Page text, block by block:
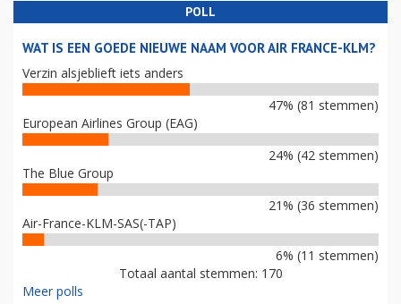
POLL
WAT IS EEN GOEDE NIEUWE NAAM VOOR AIR FRANCE-KLM?
Verzin alsjeblieft iets anders
47% (81 stemmen)
European Airlines Group (EAG)
24% (42 stemmen)
The Blue Group
21% (36 stemmen)
Air-France-KLM-SAS(-TAP)
6% (11 stemmen)
Totaal aantal stemmen: 170
Meer polls